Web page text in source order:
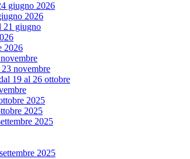
giugno 2026
2026
21 giugno
2026
novembre
19 al 26 ottobre
2025
2025
2025
2025